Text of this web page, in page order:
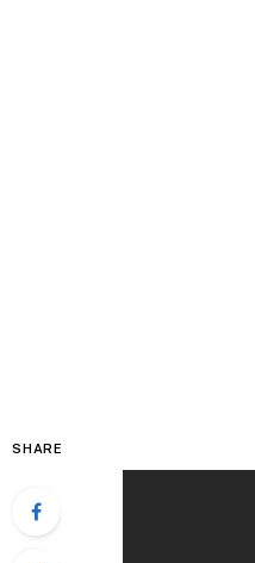
SHARE